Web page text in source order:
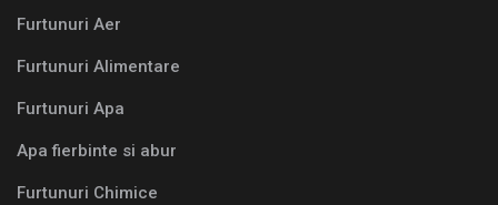
Furtunuri Aer
Furtunuri Alimentare
Furtunuri Apa
Apa fierbinte si abur
Furtunuri Chimice